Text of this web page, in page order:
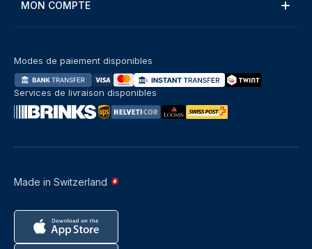
MON COMPTE
Made in Switzerland
Modes de paiement disponibles
Services de livraison disponibles